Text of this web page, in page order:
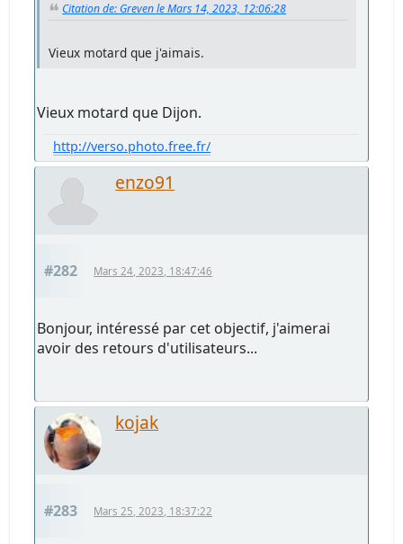
Citation de: Greven le Mars 14, 2023, 12:06:28
Vieux motard que j'aimais.
Vieux motard que Dijon.
http://verso.photo.free.fr/
enzo91
#282 Mars 24, 2023, 18:47:46
Bonjour, intéressé par cet objectif, j'aimerai
avoir des retours d'utilisateurs...
kojak
#283 Mars 25, 2023, 18:37:22